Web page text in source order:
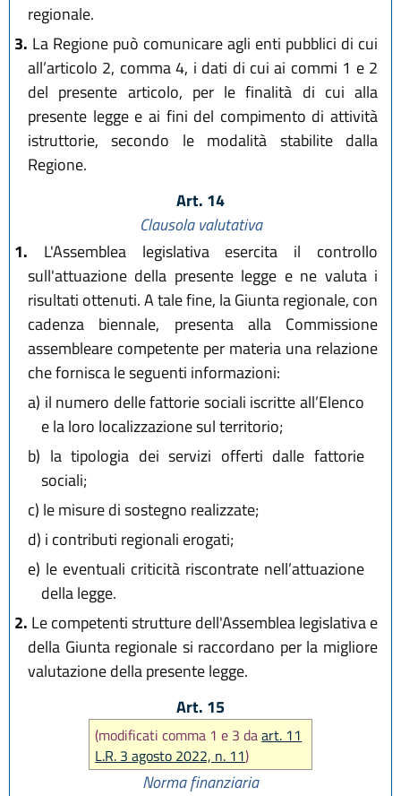
regionale.
3. La Regione può comunicare agli enti pubblici di cui
all’articolo 2, comma 4, i dati di cui ai commi 1 e 2
del presente articolo, per le finalità di cui alla
presente legge e ai fini del compimento di attività
istruttorie, secondo le modalità stabilite dalla
Regione.
Art. 14
Clausola valutativa
1. L'Assemblea legislativa esercita il controllo
sull'attuazione della presente legge e ne valuta i
risultati ottenuti. A tale fine, la Giunta regionale, con
cadenza biennale, presenta alla Commissione
assembleare competente per materia una relazione
che fornisca le seguenti informazioni:
a) il numero delle fattorie sociali iscritte all’Elenco
e la loro localizzazione sul territorio;
b) la tipologia dei servizi offerti dalle fattorie
sociali;
c) le misure di sostegno realizzate;
d) i contributi regionali erogati;
e) le eventuali criticità riscontrate nell’attuazione
della legge.
2. Le competenti strutture dell'Assemblea legislativa e
della Giunta regionale si raccordano per la migliore
valutazione della presente legge.
Art. 15
(modificati comma 1 e 3 daart. 11
L.R. 3 agosto 2022, n. 11)
Norma finanziaria